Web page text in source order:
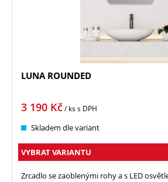
LUNA ROUNDED
3 190 Kč/ kss DPH
Skladem dle variant
VYBRAT VARIANTU
Zrcadlo se zaoblenými rohy a s LED